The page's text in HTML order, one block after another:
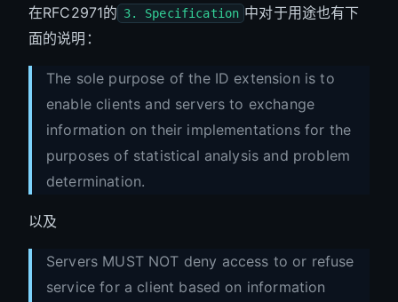
在RFC2971的 3. Specification 中对于用途也有下
面的说明：
The sole purpose of the ID extension is to
enable clients and servers to exchange
information on their implementations for the
purposes of statistical analysis and problem
determination.
以及
Servers MUST NOT deny access to or refuse
service for a client based on information